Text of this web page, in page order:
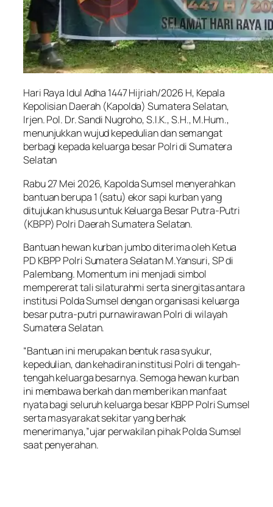
Hari Raya Idul Adha 1447 Hijriah/2026 H, Kepala
Kepolisian Daerah (Kapolda) Sumatera Selatan,
Irjen. Pol. Dr. Sandi Nugroho, S.I.K., S.H., M.Hum.,
menunjukkan wujud kepedulian dan semangat
berbagi kepada keluarga besar Polri di Sumatera
Selatan
Rabu 27 Mei 2026, Kapolda Sumsel menyerahkan
bantuan berupa 1 (satu) ekor sapi kurban yang
ditujukan khusus untuk Keluarga Besar Putra-Putri
(KBPP) Polri Daerah Sumatera Selatan.
Bantuan hewan kurban jumbo diterima oleh Ketua
PD KBPP Polri Sumatera Selatan M.Yansuri, SP di
Palembang. Momentum ini menjadi simbol
mempererat tali silaturahmi serta sinergitas antara
institusi Polda Sumsel dengan organisasi keluarga
besar putra-putri purnawirawan Polri di wilayah
Sumatera Selatan.
“Bantuan ini merupakan bentuk rasa syukur,
kepedulian, dan kehadiran institusi Polri di tengah-
tengah keluarga besarnya. Semoga hewan kurban
ini membawa berkah dan memberikan manfaat
nyata bagi seluruh keluarga besar KBPP Polri Sumsel
serta masyarakat sekitar yang berhak
menerimanya,”ujar perwakilan pihak Polda Sumsel
saat penyerahan.